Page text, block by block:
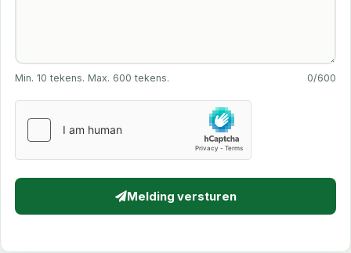
Min. 10 tekens. Max. 600 tekens. 0/600
Melding versturen